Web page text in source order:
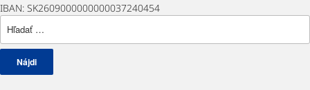
IBAN: SK2609000000000037240454